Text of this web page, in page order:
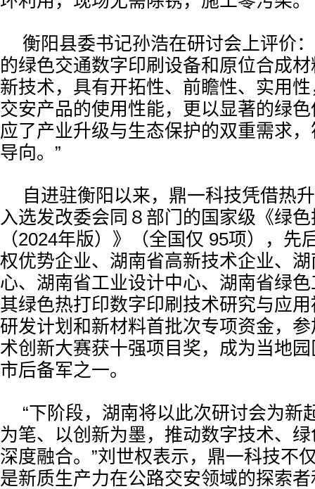
衡阳县委书记孙浩在研讨会上评价
的绿色交通数字印刷设备和原位合成
新技术，具有开拓性、前瞻性、实用
交安产品的使用性能，更以显著的绿
应了产业升级与生态保护的双重需求
导向。”
自进驻衡阳以来，鼎一科技凭借热
入选发改委会同８部门的国家级《绿
（2024年版）》（全国仅 95项），先
权优势企业、湖南省高新技术企业、
心、湖南省工业设计中心、湖南省绿
其绿色热打印数字印刷技术研究与应
研发计划和新材料首批次专项资金，
术创新大赛获十强项目奖，成为当地
市后备军之一。
“下阶段，湖南将以此次研讨会为新
为笔、以创新为墨，推动数字技术、
深度融合。”刘世权表示，鼎一科技不
是新质生产力在公路交安领域的探索